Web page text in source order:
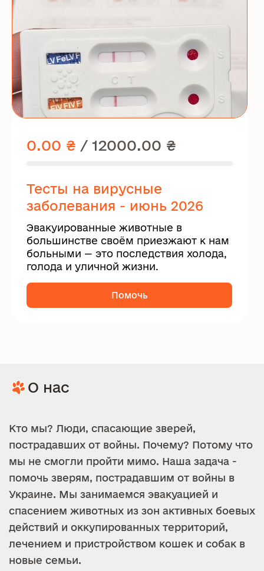
0.00 ₴ / 12000.00 ₴
Тесты на вирусные
заболевания - июнь 2026
Эвакуированные животные в
большинстве своём приезжают к нам
больными — это последствия холода,
голода и уличной жизни.
Помочь
О нас
Кто мы? Люди, спасающие зверей,
пострадавших от войны. Почему? Потому что
мы не смогли пройти мимо. Наша задача -
помочь зверям, пострадавшим от войны в
Украине. Мы занимаемся эвакуацией и
спасением животных из зон активных боевых
действий и оккупированных территорий,
лечением и пристройством кошек и собак в
новые семьи.